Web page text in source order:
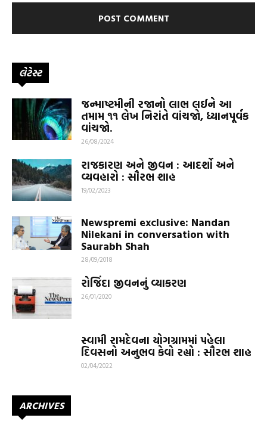
લેટેસ્ટ
જન્માષ્ટમીની રજાનો લાભ લઈને આ
તમામ ૧૧ લેખ નિરાંતે વાંચજો, ધ્યાનપૂર્વક
વાંચજો.
26/08/2024
રાજકારણ અને જીવન : આદર્શો અને
વ્યવહારો : સૌરભ શાહ
19/02/2023
Newspremi exclusive: Nandan
Nilekani in conversation with
Saurabh Shah
28/09/2018
રોજિંદા જીવનનું વ્યાકરણ
26/01/2020
સ્વામી રામદેવના યોગગ્રામમાં પહેલા
દિવસનો અનુભવ કેવો રહ્યો : સૌરભ શાહ
02/04/2022
ARCHIVES